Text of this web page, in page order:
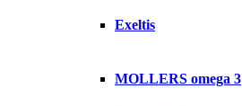
Exeltis
MOLLERS omega 3